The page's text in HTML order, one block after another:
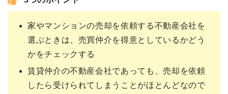
家やマンションの売却を依頼する不動産会社を
選ぶときは、売買仲介を得意としているかどう
かをチェックする
賃貸仲介の不動産会社であっても、売却を依頼
したら受けられてしまうことがほとんどなので